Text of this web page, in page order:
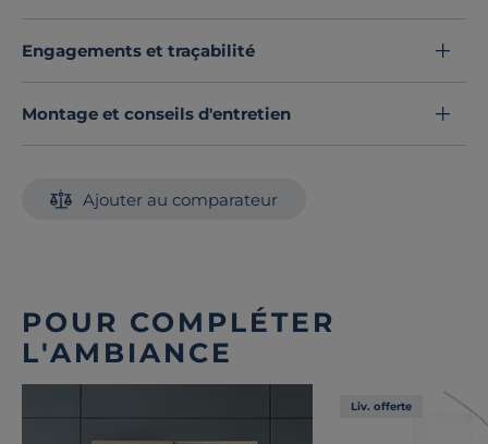
Découvrez toute notre sélection :
Engagements et traçabilité
Montage et conseils d'entretien
Ajouter au comparateur
POUR COMPLÉTER
L'AMBIANCE
Liv. offerte